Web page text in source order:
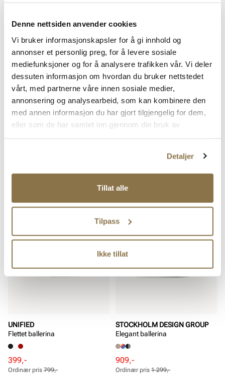
Denne nettsiden anvender cookies
Vi bruker informasjonskapsler for å gi innhold og
annonser et personlig preg, for å levere sosiale
mediefunksjoner og for å analysere trafikken vår. Vi deler
dessuten informasjon om hvordan du bruker nettstedet
vårt, med partnerne våre innen sosiale medier,
annonsering og analysearbeid, som kan kombinere den
med annen informasjon du har gjort tilgjengelig for dem,
eller som de har samlet inn gjennom din bruk av
Detaljer
Tillat alle
Tilpass
Ikke tillat
Pris
1 299,- Pris
999,-
pris
pris
Ordinær pris
SALG
Rabattert
pris
399,-
Ordinær
pris
SALG
UNIFIED
Flettet ballerina
Rabattert
pris
399,-
Ordinær
pris
Ordinær pris 799,-
STOCKHOLM DESIGN GROUP
Elegant ballerina
Rabattert
pris
909,-
Ordinær
pris
Ordinær pris 1 299,-
SALG